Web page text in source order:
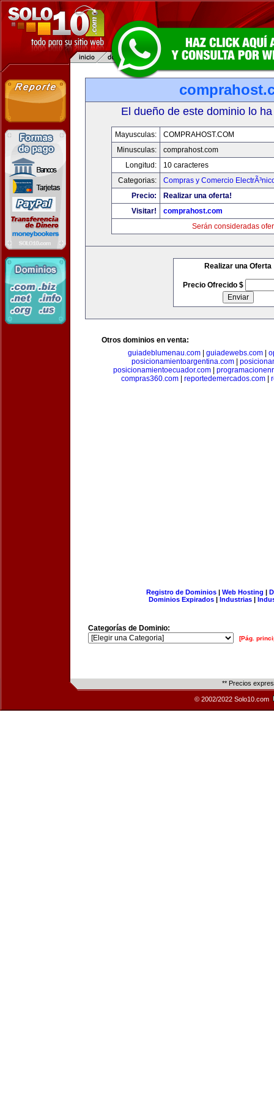
El dueño de este dominio lo
Mayusculas:
COMPRAHOST.COM
Minusculas:
comprahost.com
Longitud:
10 caracteres
Categorias:
Compras y Comercio
Precio:
Realizar una oferta!
Visitar!
comprahost.com
Serán consideradas
Realizar una Oferta
Precio Ofrecido $
Otros dominios en venta:
guiadeblumenau.com| guiadewebs.com|
posicionamientoargentina.com|
posicionamientoecuador.com
compras360.com
reportedemercados.com
Registro de Dominios| Web Hosting |
Dominios Expirados | Industrias |
Categorías de Dominio:
[Pág.
** Precios
© 2002/2022 Solo10.com